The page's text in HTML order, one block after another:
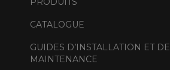
CATALOGUE
GUIDES D’INSTALLATION ET DE
MAINTENANCE